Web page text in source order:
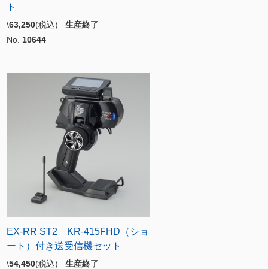
ト
\63,250(税込) 生産終了
No. 10644
EX-RR ST2 KR-415FHD（ショ
ート）付き送受信機セット
\54,450(税込) 生産終了